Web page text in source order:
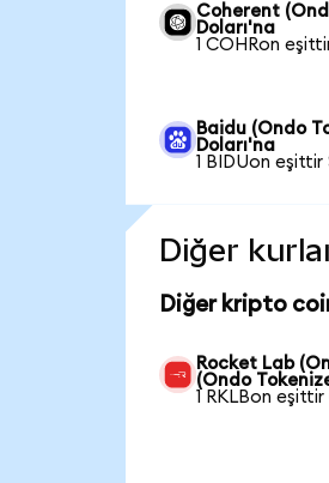
Coherent
Doları'na
1 COHRon
Baidu (Ondo
Doları'na
1 BIDUon eşittir
Diğer
Diğer kripto
Rocket Lab
(Ondo
1 RKLBon